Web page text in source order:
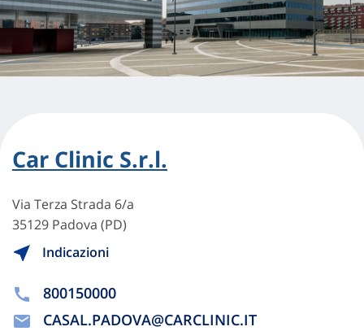
Car Clinic S.r.l.
Via Terza Strada 6/a
35129 Padova (PD)
Indicazioni
800150000
CASAL.PADOVA@CARCLINIC.IT